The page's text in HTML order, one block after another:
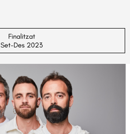
Finalitzat
Set-Des 2023